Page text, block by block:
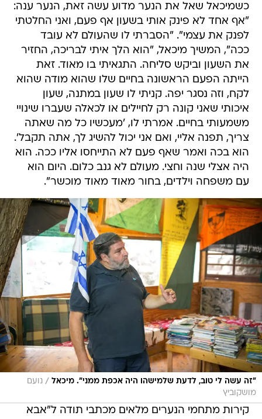
כשמיכאל שאל את הנער מדוע עשה זאת, הנער ענה:
"אף אחד לא פינק אותי בשעון אף פעם, ואני החלטתי
לפנק את עצמי". "הסברתי לו שהעולם לא עובד
ככה", המשיך מיכאל, "הוא הלך איתי לבריכה, החזיר
את השעון וביקש סליחה. התגאיתי בו מאוד. זאת
הייתה הפעם הראשונה בחיים שלו שהוא מודה שהוא
לקח, וזה נסגר יפה. קניתי לו שעון במתנה, שעון
איכותי שאני קונה רק לחיילים או לכאלה שעברו שינויי
משמעותי בחיים. אמרתי לו, 'מעכשיו כל מה שאתה
צריך, תפנה אליי, ואם אני יכול להשיג לך, אתה תקבל'.
הוא בכה ואמר שאף פעם לא התייחסו אליו ככה. הוא
היה אצלי שנה וחצי. מעולם לא גנב כלום. היום הוא
עם משפחה וילדים, בחור מאוד מאוד מוכשר".
"זה עשה לי טוב, לדעת שלמישהו היה אכפת ממני". מיכאל / נועם
מושקוביץ
קירות מתחמי הנערים מלאים מכתבי תודה ל"אבא